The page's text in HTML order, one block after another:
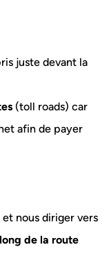
juste devant la
(toll roads) car
afin de payer
nous diriger vers
de la route